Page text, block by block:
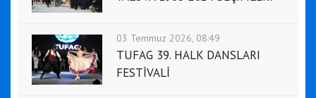
03 Temmuz 2026, 08:49
TUFAG 39. HALK DANSLARI
FESTİVALİ